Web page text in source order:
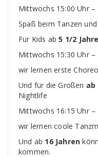
Mittwochs 15:00 Uhr –
Spaß beim Tanzen
Für Kids ab5 1/2
Mittwochs 15:30 Uhr –
wir lernen erste
Und für die Großen ab
Nightlife
Mittwochs 16:15 Uhr –
wir lernen coole
Und ab 16 Jahren
kommen.